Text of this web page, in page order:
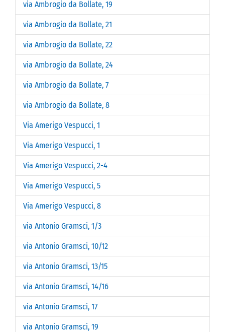
via Ambrogio da Bollate, 19
via Ambrogio da Bollate, 21
via Ambrogio da Bollate, 22
via Ambrogio da Bollate, 24
via Ambrogio da Bollate, 7
via Ambrogio da Bollate, 8
Via Amerigo Vespucci, 1
Via Amerigo Vespucci, 1
Via Amerigo Vespucci, 2-4
Via Amerigo Vespucci, 5
Via Amerigo Vespucci, 8
via Antonio Gramsci, 1/3
via Antonio Gramsci, 10/12
via Antonio Gramsci, 13/15
via Antonio Gramsci, 14/16
via Antonio Gramsci, 17
via Antonio Gramsci, 19